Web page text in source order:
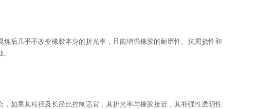
后几乎不改变橡胶本身的折光率，且能增强橡胶的耐磨性、抗屈挠性和
如果其粒径及长径比控制适宜，其折光率与橡胶接近，其补强性透明性